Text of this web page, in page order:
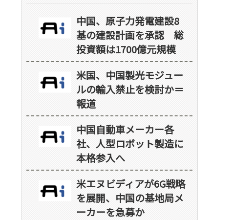
中国、原子力発電建設8
基の建設計画を承認 総
投資額は1700億元規模
米国、中国製光モジュー
ルの輸入禁止を検討か＝
報道
中国自動車メーカー各
社、人型ロボット製造に
本格参入へ
米エヌビディアが6G戦略
を展開、中国の基地局メ
ーカーを急募か